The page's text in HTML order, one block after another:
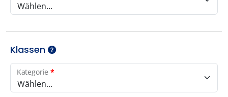
Wählen...
Klassen
Wählen...
Kategorie *